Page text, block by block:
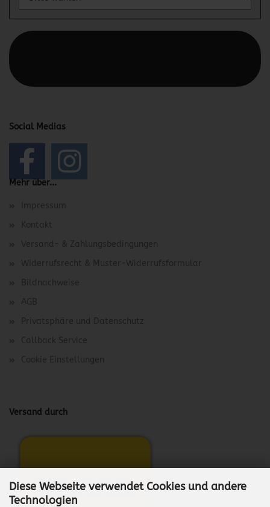
Diese Webseite verwendet Cookies und andere
Technologien
Social Medias
Mehr über...
Impressum
Kontakt
Versand- & Zahlungsbedingungen
Widerrufsrecht & Muster-Widerrufsformular
Bildnachweise
AGB
Privatsphäre und Datenschutz
Callback Service
Cookie Einstellungen
Versand durch